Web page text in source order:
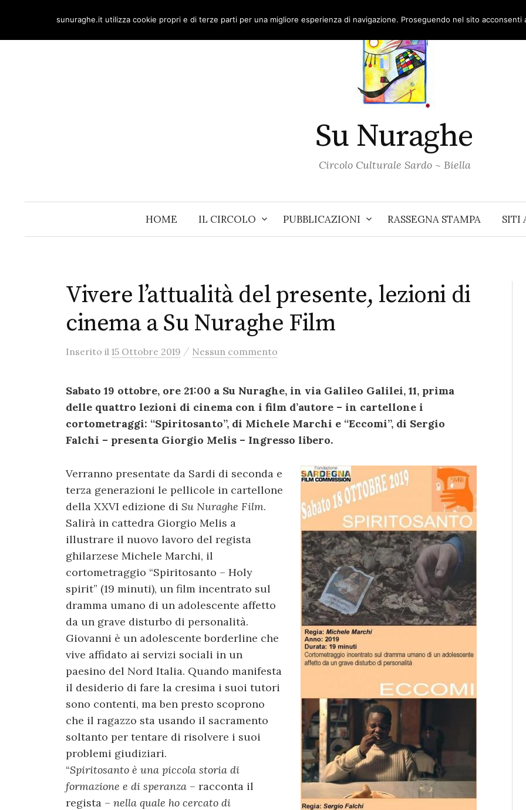
content
Su Nuraghe
Circolo Culturale Sardo ~ Biella
HOME IL CIRCOLO PUBBLICAZIONI RASSEGNA STAMPA SITI
Vivere l’attualità del presente, lezioni di
cinema a Su Nuraghe Film
Inserito il 15 Ottobre 2019 / Nessun commento
Sabato 19 ottobre, ore 21:00 a Su Nuraghe, in via Galileo Galilei, 11, prima
delle quattro lezioni di cinema con i film d’autore – in cartellone i
cortometraggi: “Spiritosanto”, di Michele Marchi e “Eccomi”, di Sergio
Falchi – presenta Giorgio Melis – Ingresso libero.
Verranno presentate da Sardi di seconda e
terza generazioni le pellicole in cartellone
della XXVI edizione di Su Nuraghe Film.
Salirà in cattedra Giorgio Melis a
illustrare il nuovo lavoro del regista
ghilarzese Michele Marchi, il
cortometraggio “Spiritosanto – Holy
spirit” (19 minuti), un film incentrato sul
dramma umano di un adolescente affetto
da un grave disturbo di personalità.
Giovanni è un adolescente borderline che
vive affidato ai servizi sociali in un
paesino del Nord Italia. Quando manifesta
il desiderio di fare la cresima i suoi tutori
sono contenti, ma ben presto scoprono
che il ragazzo sta usando il sacramento
soltanto per tentare di risolvere i suoi
problemi giudiziari.
“Spiritosanto è una piccola storia di
formazione e di speranza – racconta il
regista – nella quale ho cercato di
sunuraghe.it utilizza cookie propri e di terze parti per una migliore esperienza di navigazione. Proseguendo nel sito acconsenti